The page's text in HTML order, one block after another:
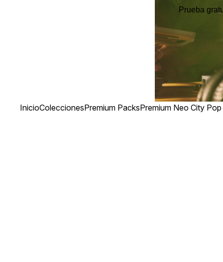
Prueba
InicioColeccionesPremium PacksPremium Neo City Pop